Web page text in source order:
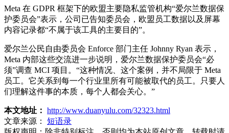
Meta 在 GDPR 框架下的欧盟主要隐私监管机构“爱尔兰数据保
护委员会”表示，公司已告知委员会，欧盟员工数据以及屏幕
内容记录都“不属于该工具的主要目的”。
爱尔兰公民自由委员会 Enforce 部门主任 Johnny Ryan 表示，
Meta 内部这些交流进一步说明，爱尔兰数据保护委员会“必
须”调查 MCI 项目。“这种情况、这个案例，并不局限于 Meta
员工。它关系到每一个行业里所有可能被取代的员工。只要人
们理解这件事的本质，每个人都会关心。”
本文地址： http://www.duanyulu.com/32323.html
文章来源：
短语录